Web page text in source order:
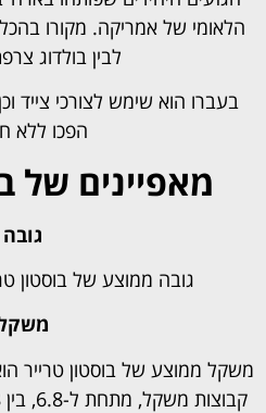
הלאומי של אמריקה. מקורו
לבין בולדוג
בעברו הוא שימש לצורכי צייד
הפכו ללא
מאפיינים של
גובה
גובה ממוצע של בוסטון טרייר
קבוצות משקל, מתחת ל-6.8, בין 6.8 ל-9, בין 9 ל-11.5 ק"ג)